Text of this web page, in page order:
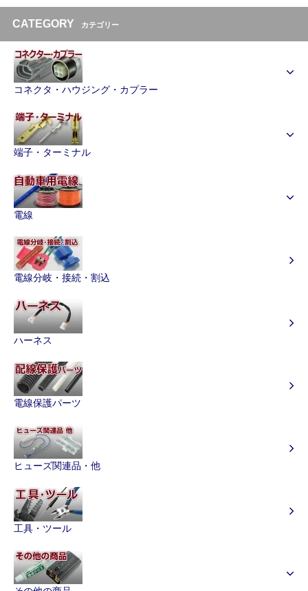
CATEGORY カテゴリー
コネクタ・ハウジング・カプラー
端子・ターミナル
電線
電線分岐・接続・割込
ハーネス
電線保護パーツ
ヒューズ関連品・他
工具・ツール